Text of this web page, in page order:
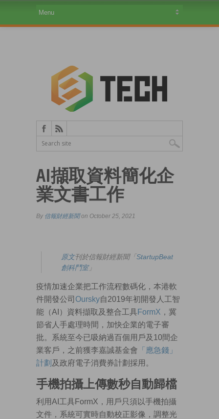
AI擷取資料簡化企
業文書工作
By 信報財經新聞on October 25, 2021
原文刊於信報財經新聞「StartupBeat
創科鬥室」
疫情加速企業把工作流程數碼化，本港軟
件開發公司 Oursky自2019年初開發人工智
能（AI）資料擷取及整合工具FormX ，冀
節省人手處理時間，加快企業的電子審
批。系統至今已吸納過百個用戶及10間企
業客戶，之前獲李嘉誠基金會 「應急錢」
計劃 及政府電子消費券計劃採用。
手機拍攝上傳數秒自動歸檔
利用AI工具FormX，用戶只須以手機拍攝
文件，系統可實時自動校正影像，調整光